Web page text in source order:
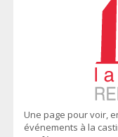
Une page pour voir,
événements à la